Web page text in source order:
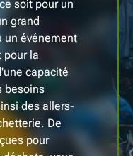
soit pour un
grand
un événement
pour la
capacité
besoins
des allers-
De
pour